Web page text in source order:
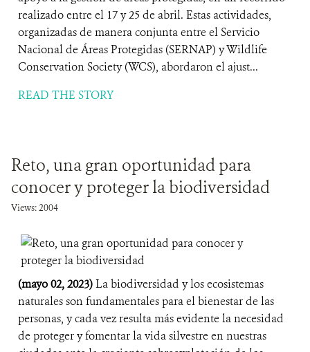
realizado entre el 17 y 25 de abril. Estas actividades,
organizadas de manera conjunta entre el Servicio
Nacional de Áreas Protegidas (SERNAP) y Wildlife
Conservation Society (WCS), abordaron el ajust...
READ THE STORY
Reto, una gran oportunidad para
conocer y proteger la biodiversidad
Views: 2004
(mayo 02, 2023)La biodiversidad y los ecosistemas
naturales son fundamentales para el bienestar de las
personas, y cada vez resulta más evidente la necesidad
de proteger y fomentar la vida silvestre en nuestras